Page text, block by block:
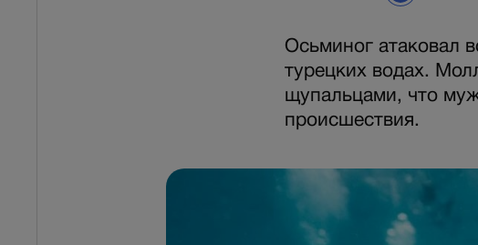
Осьминог атаковал
турецких водах.
щупальцами, что
происшествия.